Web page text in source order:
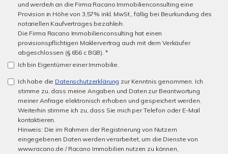
und werde/n an die Firma Racano Immobilienconsulting eine
Provision in Höhe von 3,57% inkl. MwSt., fällig bei Beurkundung des
notariellen Kaufvertrages bezahle/n.
Die Firma Racano Immobilienconsulting hat einen
provisionspflichtigen Maklervertrag auch mit dem Verkäufer
abgeschlossen (§ 656 c BGB). *
Ich bin Eigentümer einer Immobilie.
Ich habe die Datenschutzerklärung zur Kenntnis genommen. Ich
stimme zu, dass meine Angaben und Daten zur Beantwortung
meiner Anfrage elektronisch erhoben und gespeichert werden.
Weiterhin stimme ich zu, dass Sie mich per Telefon oder E-Mail
kontaktieren.
Hinweis: Die im Rahmen der Registrierung von Nutzern
eingegebenen Daten werden verarbeitet, um die Dienste von
www.racano.de / Racano Immobilien nutzen zu können,